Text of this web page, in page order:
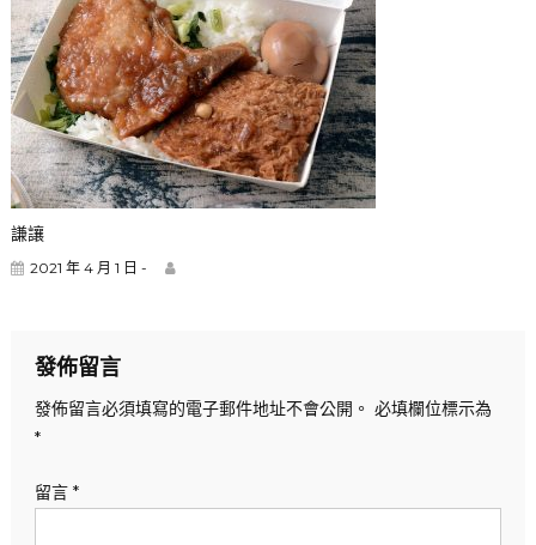
謙讓
2021 年 4 月 1 日 -
發佈留言
發佈留言必須填寫的電子郵件地址不會公開。 必填欄位標示為
*
留言 *